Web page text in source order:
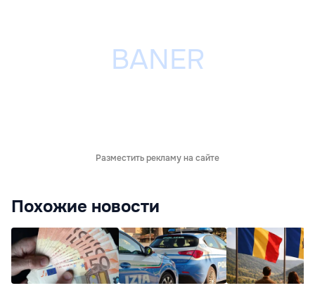
Разместить рекламу на сайте
Похожие новости